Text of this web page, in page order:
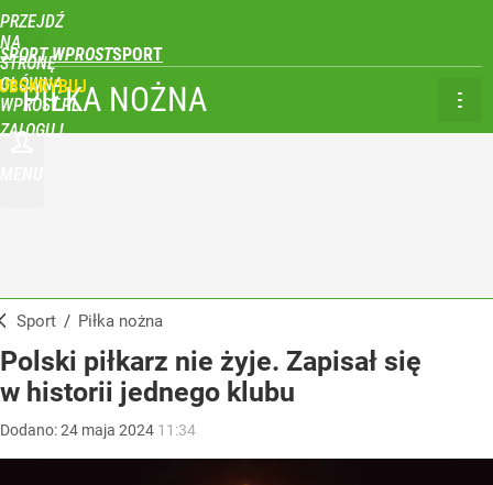
PRZEJDŹ
NA
STRONĘ
GŁÓWNĄ
WPROST.PL
SPORT WPROST
ZALOGUJ
PIŁKA NOŻNA
Sport / Piłka nożna
Polski piłkarz nie żyje. Zapisał się
w historii jednego klubu
Dodano:24 maja 2024 11:34